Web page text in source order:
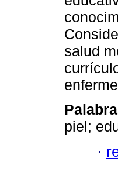
salud
piel;
·